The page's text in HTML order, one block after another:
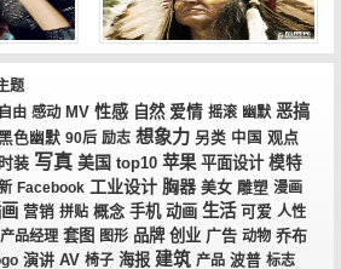
题
由 感动 MV 性感 自然 爱情 摇滚 幽默 恶搞
色幽默 90后 励志 想象力 另类 中国 观点
装 写真 美国 top10 苹果 平面设计 模特
Facebook 工业设计 胸器 美女 雕塑 漫画
营销 拼贴 概念 手机 动画 生活 可爱 人性
产品经理 套图 图形 品牌 创业 广告 动物 乔布
演讲 AV 椅子 海报 建筑 产品 波普 标志